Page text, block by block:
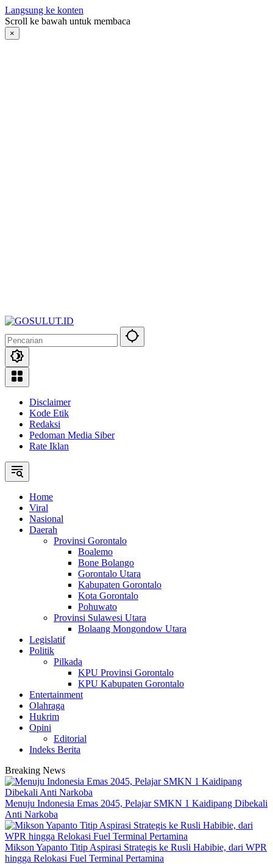
Langsung ke konten
Scroll ke bawah untuk membaca
×
Disclaimer
Kode Etik
Redaksi
Pedoman Media Siber
Rate Iklan
Home
Viral
Nasional
Daerah
Provinsi Gorontalo
Boalemo
Bone Bolango
Gorontalo Utara
Kabupaten Gorontalo
Kota Gorontalo
Pohuwato
Provinsi Sulawesi Utara
Bolaang Mongondow Utara
Legislatif
Politik
Pilkada
KPU Provinsi Gorontalo
KPU Kabupaten Gorontalo
Entertainment
Olahraga
Hukrim
Opini
Editorial
Indeks Berita
Breaking News
Menuju Indonesia Emas 2045, Pelajar SMKN 1 Kaidipang Dibekali
Anti Narkoba
Mikson Yapanto Titip Aspirasi Strategis ke Rusli Habibie, dari WPR
hingga Relokasi Fuel Terminal Pertamina